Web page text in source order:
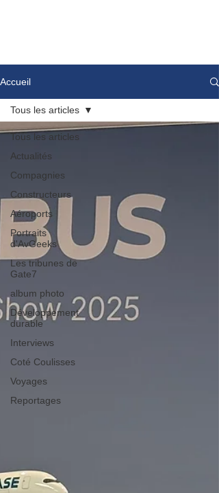
Accueil
Tous les articles
Actualités
Compagnies
Constructeurs
Aéroports
Portraits
d'AvGeeks
Les tribunes de
Gate7
album photo
Développement
durable
Interviews
Coté Coulisses
Voyages
Reportages
Tous les articles